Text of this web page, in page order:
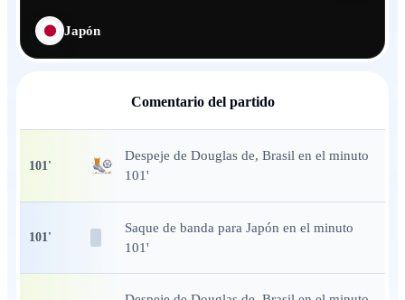
Japón
Comentario del partido
101'
Despeje de Douglas de, Brasil en el minuto
101'
101'
Saque de banda para Japón en el minuto
101'